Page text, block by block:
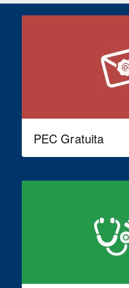
PEC Gratuita